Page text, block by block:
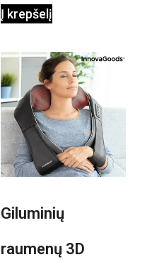
Į krepšelį
Giluminių
raumenų 3D